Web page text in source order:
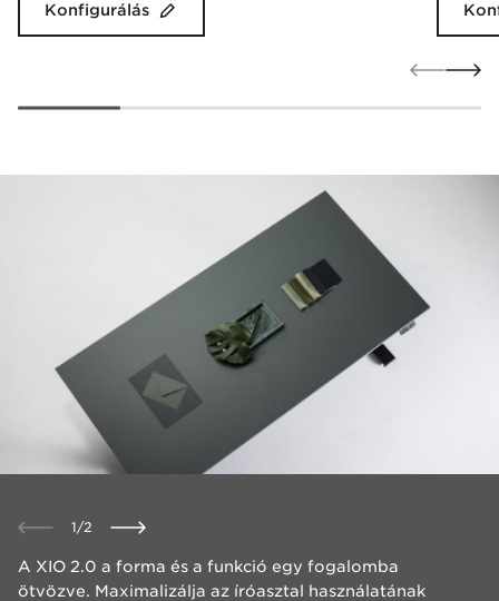
Konfigurálás
1/2
​A XIO 2.0 a forma és a funkció egy fogalomba
ötvözve. Maximalizálja az íróasztal használatának